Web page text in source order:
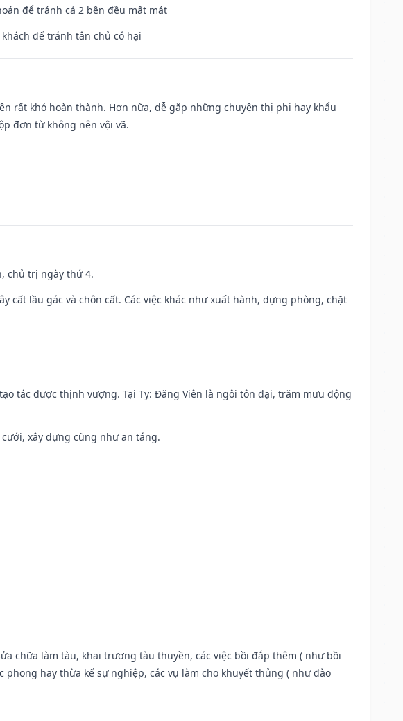
để tránh cả 2 bên đều mất mát
để tránh tân chủ có hại
rất khó hoàn thành. Hơn nữa, dễ gặp những chuyện thị phi hay khẩu
đơn từ không nên vội vã.
chủ trị ngày thứ 4.
cất lầu gác và chôn cất. Các việc khác như xuất hành, dựng phòng, chặt
tác được thịnh vượng. Tại Tỵ: Đăng Viên là ngôi tôn đại, trăm mưu động
xây dựng cũng như an táng.
chữa làm tàu, khai trương tàu thuyền, các việc bồi đắp thêm ( như bồi
hay thừa kế sự nghiệp, các vụ làm cho khuyết thủng ( như đào